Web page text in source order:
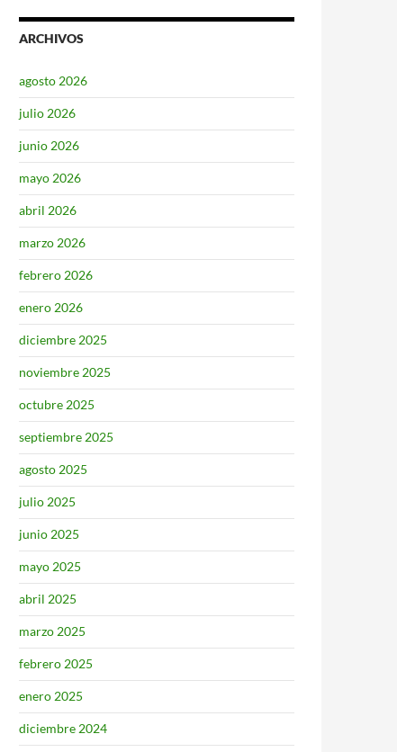
ARCHIVOS
agosto 2026
julio 2026
junio 2026
mayo 2026
abril 2026
marzo 2026
febrero 2026
enero 2026
diciembre 2025
noviembre 2025
octubre 2025
septiembre 2025
agosto 2025
julio 2025
junio 2025
mayo 2025
abril 2025
marzo 2025
febrero 2025
enero 2025
diciembre 2024